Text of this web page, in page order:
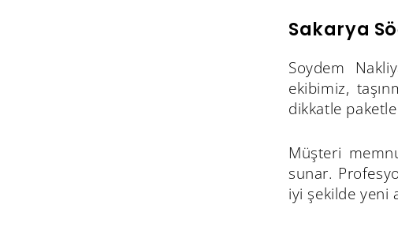
Sakarya
Soydem
ekibimiz,
dikkatle
Müşteri
sunar.
iyi şekilde yeni